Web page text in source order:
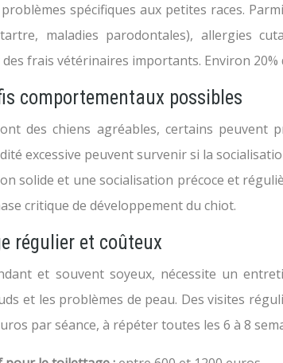
spécifiques aux petites races.
maladies parodontales), allergies
frais vétérinaires importants. Environ
comportementaux possibles
des chiens agréables, certains peuvent
excessive peuvent survenir si la
solide et une socialisation précoce et
critique de développement du chiot.
régulier et coûteux
et souvent soyeux, nécessite un
et les problèmes de peau. Des visites
par séance, à répéter toutes les 6 à 8